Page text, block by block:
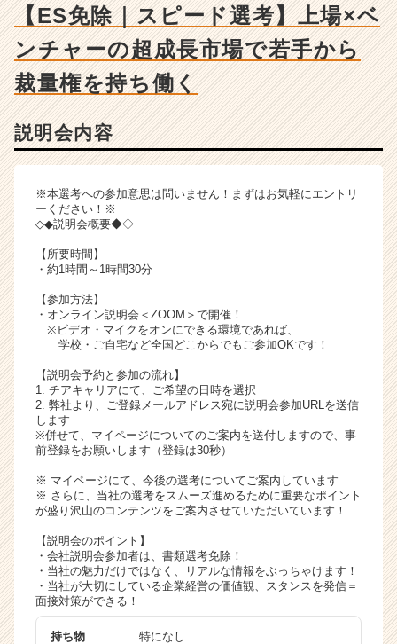
細
|
ベ
ン
チ
成
長
企
ス
ト
が
く
就
活
サ
イ
チ
ア
リ
ア
h
e
【ES免除｜スピード選考】上場×ベ
ンチャーの超成長市場で若手から
裁量権を持ち働く
説明会内容
※本選考への参加意思は問いません！まずはお気軽にエントリ
ーください！※
◇◆説明会概要◆◇
【所要時間】
・約1時間～1時間30分
【参加方法】
・オンライン説明会＜ZOOM＞で開催！
※ビデオ・マイクをオンにできる環境であれば、
学校・ご自宅など全国どこからでもご参加OKです！
【説明会予約と参加の流れ】
1. チアキャリアにて、ご希望の日時を選択
2. 弊社より、ご登録メールアドレス宛に説明会参加URLを送信
します
※併せて、マイページについてのご案内を送付しますので、事
前登録をお願いします（登録は30秒）
※ マイページにて、今後の選考についてご案内しています
※ さらに、当社の選考をスムーズ進めるために重要なポイント
が盛り沢山のコンテンツをご案内させていただいています！
【説明会のポイント】
・会社説明会参加者は、書類選考免除！
・当社の魅力だけではなく、リアルな情報をぶっちゃけます！
・当社が大切にしている企業経営の価値観、スタンスを発信＝
面接対策ができる！
持ち物 特になし